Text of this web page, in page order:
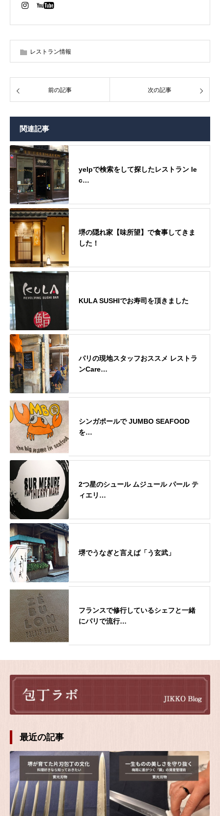
レストラン情報
前の記事 次の記事
関連記事
yelpで検索をして探したレストラン le
c…
堺の隠れ家【味所望】で食事してきま
した！
KULA SUSHIでお寿司を頂きました
パリの現地スタッフおススメ レストラ
ンCare…
シンガポールで JUMBO SEAFOOD
を…
2つ星のシュール ムジュール パール テ
ィエリ…
堺でうなぎと言えば「う玄武」
フランスで修行しているシェフと一緒
にパリで流行…
最近の記事